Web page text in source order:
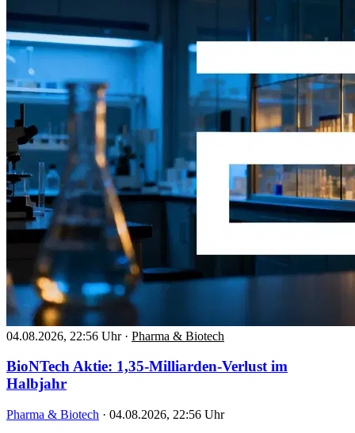
04.08.2026, 22:56 Uhr · Pharma & Biotech
BioNTech Aktie: 1,35-Milliarden-Verlust im
Halbjahr
Pharma & Biotech · 04.08.2026, 22:56 Uhr